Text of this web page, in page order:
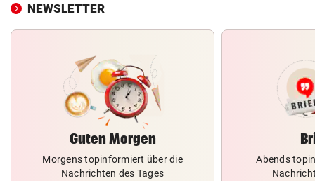
NEWSLETTER
Guten Morgen
Morgens topinformiert über die
Nachrichten des Tages
Abends